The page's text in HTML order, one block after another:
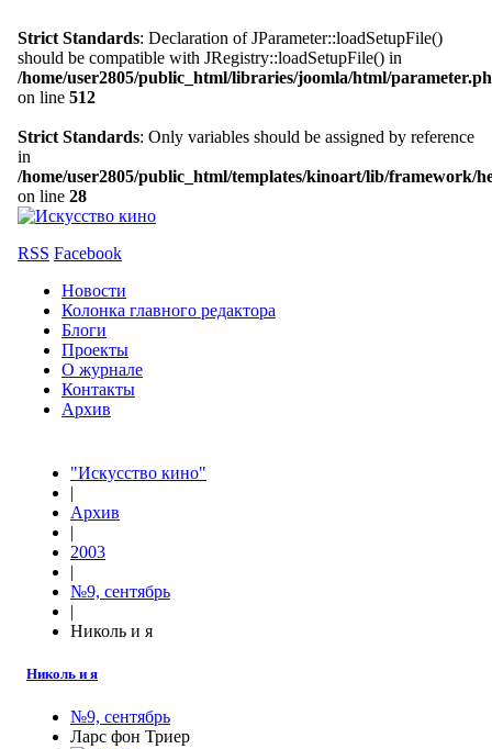
Strict Standards: Declaration of JParameter::loadSetupFile()
should be compatible with JRegistry::loadSetupFile() in
/home/user2805/public_html/libraries/joomla/html/
on line 512
Strict Standards: Only variables should be assigned by reference
in
/home/user2805/public_html/templates/kinoart/lib/framework/
on line 28
RSS Facebook
Новости
Колонка главного редактора
Блоги
Проекты
О журнале
Контакты
Архив
"Искусство кино"
|
Архив
|
2003
|
№9, сентябрь
|
Николь и я
Николь и я
№9, сентябрь
Ларс фон Триер